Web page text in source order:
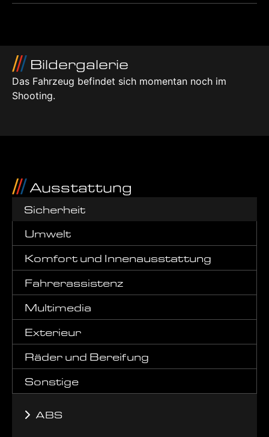
Bildergalerie
Das Fahrzeug befindet sich momentan noch im
Shooting.
Ausstattung
Sicherheit
Umwelt
Komfort und Innenausstattung
Fahrerassistenz
Multimedia
Exterieur
Räder und Bereifung
Sonstige
ABS